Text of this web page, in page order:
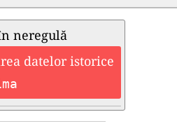
neregulă
datelor istorice